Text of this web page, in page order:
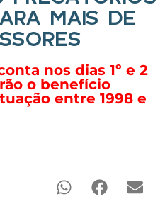
MAIS DE
nos dias 1º e 2
o benefício
entre 1998 e